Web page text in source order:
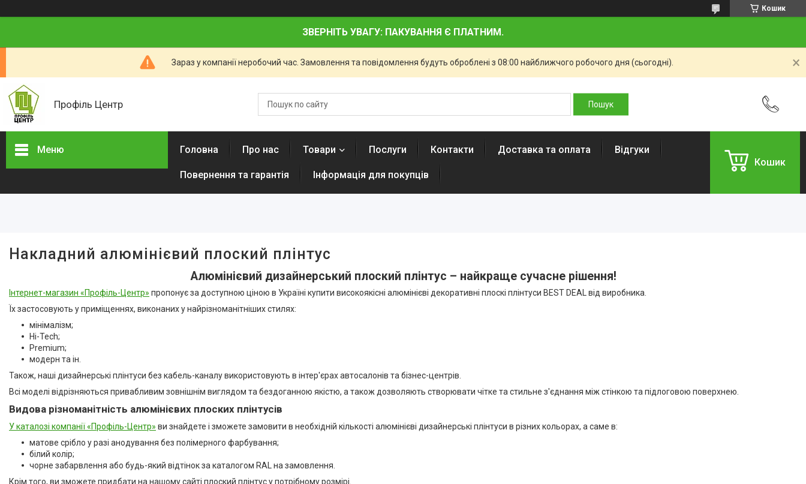
Кошик
ЗВЕРНІТЬ УВАГУ: ПАКУВАННЯ Є ПЛАТНИМ.
Зараз у компанії неробочий час. Замовлення та повідомлення будуть оброблені з 08:00 найближчого робочого дня (сьогодні).
Профіль Центр
Меню
В наявності 41
Товари зі знижками 1
Без покриття
Білий 4
Білосніжний матовий 2
Срібло (порошкове фарбування)
1
Ще 4
Країна виробник
Головна Про нас Товари Послуги Контакти Доставка та оплата Відгуки
Повернення та гарантія Інформація для покупців
Кошик
Накладний алюмінієвий плоский плінтус
Алюмінієвий дизайнерський плоский плінтус – найкраще сучасне рішення!
Інтернет-магазин «Профіль-Центр» пропонує за доступною ціною в Україні купити високоякісні алюмінієві декоративні плоскі плінтуси BEST DEAL від виробника.
Їх застосовують у приміщеннях, виконаних у найрізноманітніших стилях:
мінімалізм;
Hi-Tech;
Premium;
модерн та ін.
Також, наші дизайнерські плінтуси без кабель-каналу використовують в інтер'єрах автосалонів та бізнес-центрів.
Всі моделі відрізняються привабливим зовнішнім виглядом та бездоганною якістю, а також дозволяють створювати чітке та стильне з'єднання між стінкою та підлоговою поверхнею.
Видова різноманітність алюмінієвих плоских плінтусів
У каталозі компанії «Профіль-Центр» ви знайдете і зможете замовити в необхідній кількості алюмінієві дизайнерські плінтуси в різних кольорах, а саме в:
матове срібло у разі анодування без полімерного фарбування;
білий колір;
чорне забарвлення або будь-який відтінок за каталогом RAL на замовлення.
Крім того, ви зможете придбати на нашому сайті плоский плінтус у потрібному розмірі.